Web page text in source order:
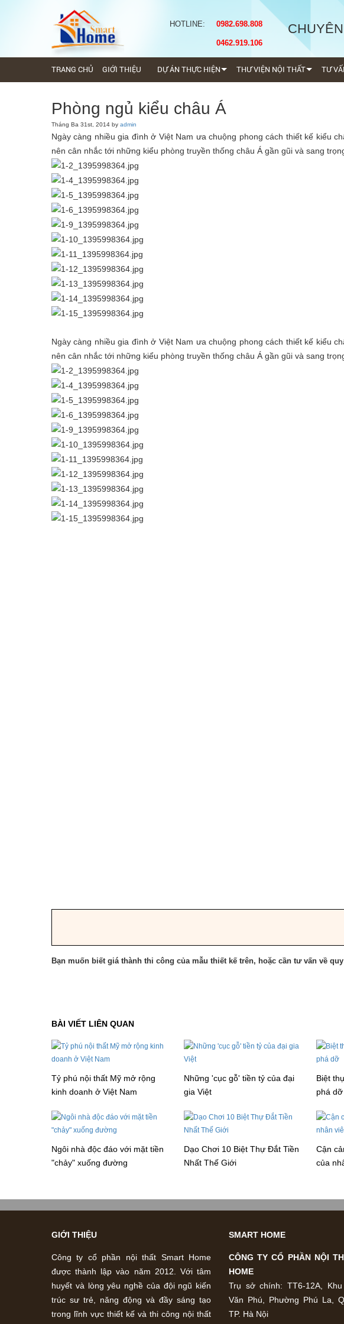
HOTLINE: 0982.698.808
0462.919.106
TRANG CHỦ GIỚI THIỆU DỰ ÁN THỰC HIỆN THƯ VIỆN NỘI THẤT TƯ
Phòng ngủ kiểu châu Á
Tháng Ba 31st, 2014 by admin
Ngày càng nhiều gia đình ở Việt Nam ưa chuộng phong cách thiết kế kiểu
nên cân nhắc tới những kiểu phòng truyền thống châu Á gần gũi và sang
Ngày càng nhiều gia đình ở Việt Nam ưa chuộng phong cách thiết kế kiểu
nên cân nhắc tới những kiểu phòng truyền thống châu Á gần gũi và sang
Bạn muốn biết giá thành thi công của mẫu thiết kế trên, hoặc cần tư vấn về
BÀI VIẾT LIÊN QUAN
Tỷ phú nội thất Mỹ mở rộng
kinh doanh ở Việt Nam
Những 'cục gỗ' tiền tỷ của đại
gia Việt
Biệt
phá dỡ
Ngôi nhà độc đáo với mặt tiền
"chảy" xuống đường
Dạo Chơi 10 Biệt Thự Đắt Tiền
Nhất Thế Giới
Cận
của
GIỚI THIỆU
Công ty cổ phần nội thất Smart Home
được thành lập vào năm 2012. Với tâm
huyết và lòng yêu nghề của đội ngũ kiến
trúc sư trẻ, năng động và đầy sáng tạo
trong lĩnh vực thiết kế và thi công nội thất
SMART HOME
CÔNG TY CỔ PHẦN NỘI
HOME
Trụ sở chính: TT6-12A,
Văn Phú, Phường Phú La,
TP. Hà Nội